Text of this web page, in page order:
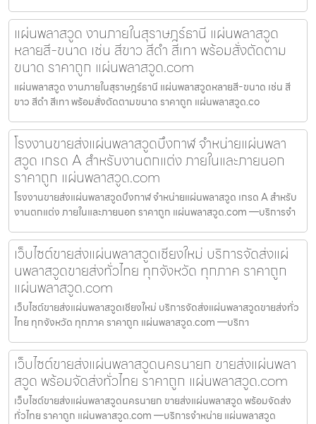
แผ่นพลาสวูด งานภายในสุราษฎร์ธานี แผ่นพลาสวูด
หลายสี-ขนาด เช่น สีขาว สีดำ สีเทา พร้อมสั่งตัดตาม
ขนาด ราคาถูก แผ่นพลาสวูด.com
แผ่นพลาสวูด งานภายในสุราษฎร์ธานี แผ่นพลาสวูดหลายสี-ขนาด เช่น สี
ขาว สีดำ สีเทา พร้อมสั่งตัดตามขนาด ราคาถูก แผ่นพลาสวูด.co
โรงงานขายส่งแผ่นพลาสวูดบึงกาฬ จำหน่ายแผ่นพลา
สวูด เกรด A สำหรับงานตกแต่ง ภายในและภายนอก
ราคาถูก แผ่นพลาสวูด.com
โรงงานขายส่งแผ่นพลาสวูดบึงกาฬ จำหน่ายแผ่นพลาสวูด เกรด A สำหรับ
งานตกแต่ง ภายในและภายนอก ราคาถูก แผ่นพลาสวูด.com —บริการจำ
เว็บไซต์ขายส่งแผ่นพลาสวูดเชียงใหม่ บริการจัดส่งแผ่
นพลาสวูดขายส่งทั่วไทย ทุกจังหวัด ทุกภาค ราคาถูก
แผ่นพลาสวูด.com
เว็บไซต์ขายส่งแผ่นพลาสวูดเชียงใหม่ บริการจัดส่งแผ่นพลาสวูดขายส่งทั่ว
ไทย ทุกจังหวัด ทุกภาค ราคาถูก แผ่นพลาสวูด.com —บริกา
เว็บไซต์ขายส่งแผ่นพลาสวูดนครนายก ขายส่งแผ่นพลา
สวูด พร้อมจัดส่งทั่วไทย ราคาถูก แผ่นพลาสวูด.com
เว็บไซต์ขายส่งแผ่นพลาสวูดนครนายก ขายส่งแผ่นพลาสวูด พร้อมจัดส่ง
ทั่วไทย ราคาถูก แผ่นพลาสวูด.com —บริการจำหน่าย แผ่นพลาสวูด